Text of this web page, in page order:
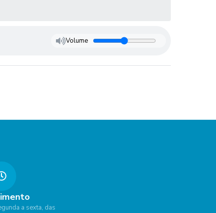
Volume
a sexta, das